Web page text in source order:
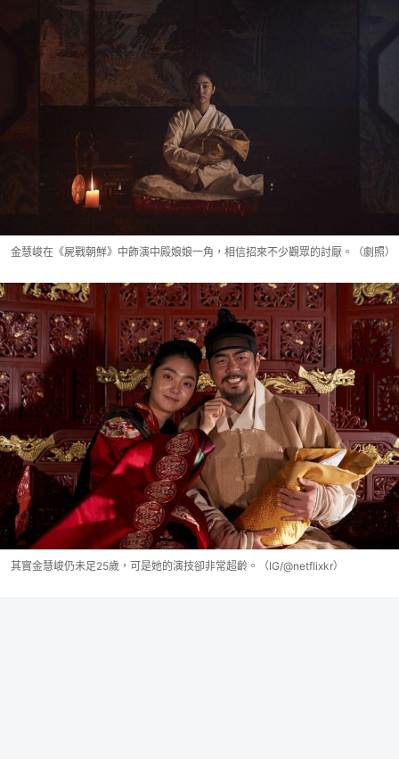
金慧峻在《屍戰朝鮮》中飾演中殿娘娘一角，相信招來不少觀眾的討厭。（劇照）
其實金慧峻仍未足25歲，可是她的演技卻非常超齡。（IG/@netflixkr）